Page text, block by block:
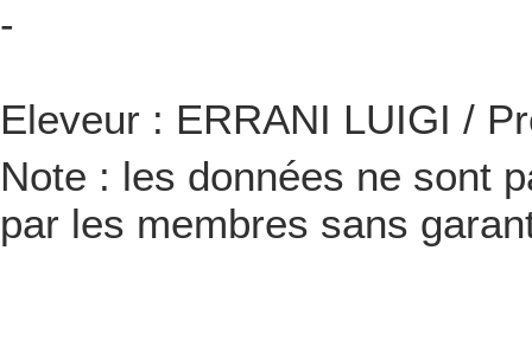
-
Eleveur : ERRANI LUIGI /
Note : les données ne sont
par les membres sans